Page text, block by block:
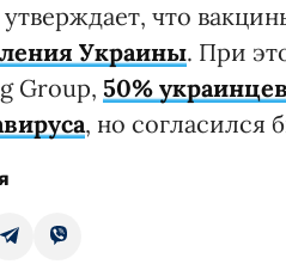
что
Украины. При
Group, 50%
, но согласился